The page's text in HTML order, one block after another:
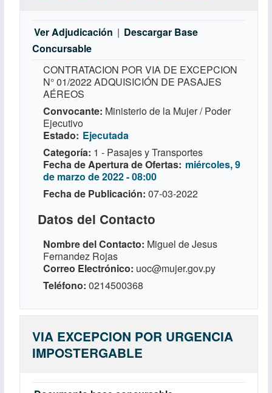
Ver Adjudicación | Descargar Base
Concursable
CONTRATACION POR VIA DE EXCEPCION
N° 01/2022 ADQUISICIÓN DE PASAJES
AÉREOS
Convocante Ministerio de la Mujer / Poder
Ejecutivo
Estado Ejecutada
Categoría 1 - Pasajes y Transportes
Fecha de Apertura de Ofertas miércoles, 9
de marzo de 2022 - 08:00
Fecha de Publicación 07-03-2022
Datos del Contacto
Nombre del Contacto Miguel de Jesus
Fernandez Rojas
Correo Electrónico uoc@mujer.gov.py
Teléfono 0214500368
VIA EXCEPCION POR URGENCIA
IMPOSTERGABLE